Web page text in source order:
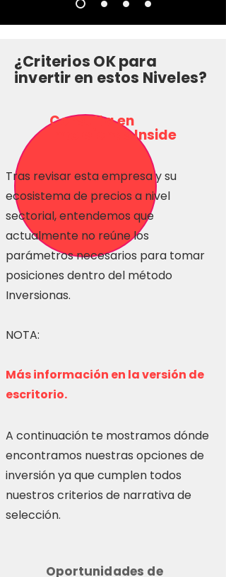
¿Criterios OK para
invertir en estos Niveles?
Consulta en
Inversionas Inside
Tras revisar esta empresa y su
ecosistema de precios a nivel
sectorial, entendemos que
actualmente no reúne los
parámetros necesarios para tomar
posiciones dentro del método
Inversionas.
NOTA:
Más información en la versión de
escritorio.
A continuación te mostramos dónde
encontramos nuestras opciones de
inversión ya que cumplen todos
nuestros criterios de narrativa de
selección.
Oportunidades de